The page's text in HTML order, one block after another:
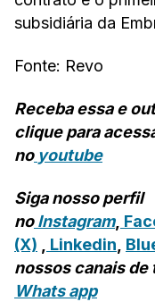
subsidiária da
Fonte: Revo
Receba essa e
clique para
no youtube
Siga nosso perfil
noInstagram,
(X) , Linkedin,
nossos canais de
Whats app